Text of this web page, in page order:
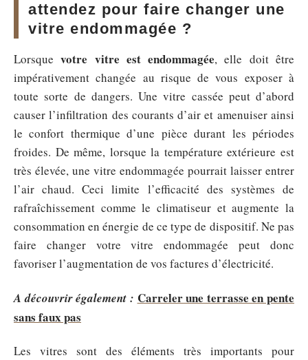
attendez pour faire changer une
vitre endommagée ?
Lorsquevotre vitre est endommagée, elle doit être
impérativement changée au risque de vous exposer à
toute sorte de dangers. Une vitre cassée peut d’abord
causer l’infiltration des courants d’air et amenuiser ainsi
le confort thermique d’une pièce durant les périodes
froides. De même, lorsque la température extérieure est
très élevée, une vitre endommagée pourrait laisser entrer
l’air chaud. Ceci limite l’efficacité des systèmes de
rafraîchissement comme le climatiseur et augmente la
consommation en énergie de ce type de dispositif. Ne pas
faire changer votre vitre endommagée peut donc
favoriser l’augmentation de vos factures d’électricité.
A découvrir également : Carreler une terrasse en pente
sans faux pas
Les vitres sont des éléments très importants pour